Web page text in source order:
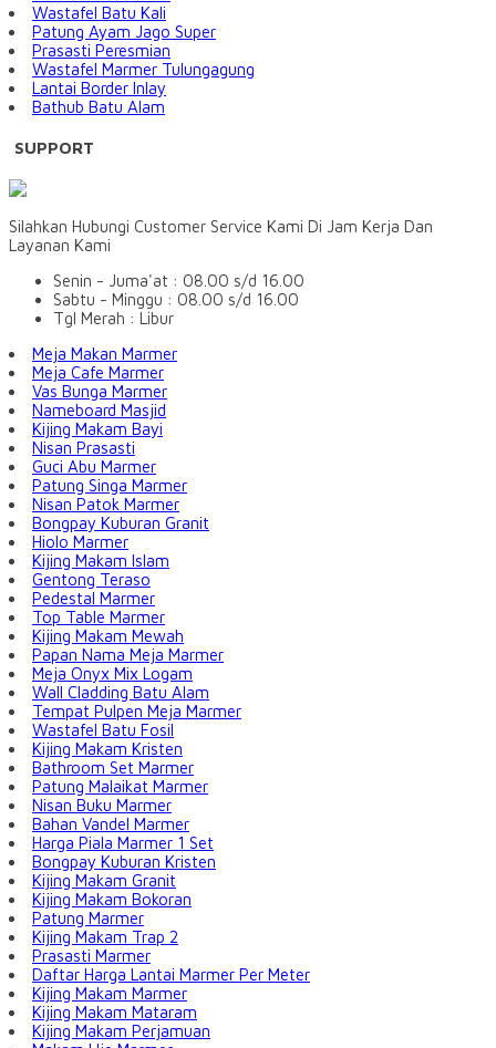
Wastafel Batu Kali
Patung Ayam Jago Super
Prasasti Peresmian
Wastafel Marmer Tulungagung
Lantai Border Inlay
Bathub Batu Alam
SUPPORT
Silahkan Hubungi Customer Service Kami Di Jam Kerja Dan
Layanan Kami
Senin - Juma'at : 08.00 s/d 16.00
Sabtu - Minggu : 08.00 s/d 16.00
Tgl Merah : Libur
Meja Makan Marmer
Meja Cafe Marmer
Vas Bunga Marmer
Nameboard Masjid
Kijing Makam Bayi
Nisan Prasasti
Guci Abu Marmer
Patung Singa Marmer
Nisan Patok Marmer
Bongpay Kuburan Granit
Hiolo Marmer
Kijing Makam Islam
Gentong Teraso
Pedestal Marmer
Top Table Marmer
Kijing Makam Mewah
Papan Nama Meja Marmer
Meja Onyx Mix Logam
Wall Cladding Batu Alam
Tempat Pulpen Meja Marmer
Wastafel Batu Fosil
Kijing Makam Kristen
Bathroom Set Marmer
Patung Malaikat Marmer
Nisan Buku Marmer
Bahan Vandel Marmer
Harga Piala Marmer 1 Set
Bongpay Kuburan Kristen
Kijing Makam Granit
Kijing Makam Bokoran
Patung Marmer
Kijing Makam Trap 2
Prasasti Marmer
Daftar Harga Lantai Marmer Per Meter
Kijing Makam Marmer
Kijing Makam Mataram
Kijing Makam Perjamuan